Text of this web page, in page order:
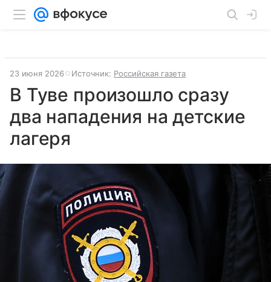
23 июня 2026 Источник: Российская газета
В Туве произошло сразу
два нападения на детские
лагеря